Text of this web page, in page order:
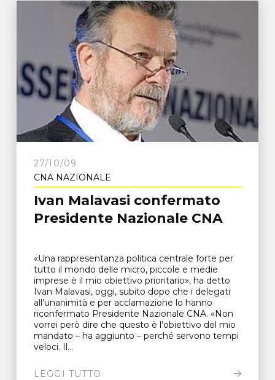
27/10/09
CNA NAZIONALE
Ivan Malavasi confermato
Presidente Nazionale CNA
«Una rappresentanza politica centrale forte per
tutto il mondo delle micro, piccole e medie
imprese è il mio obiettivo prioritario», ha detto
Ivan Malavasi, oggi, subito dopo che i delegati
all’unanimità e per acclamazione lo hanno
riconfermato Presidente Nazionale CNA. «Non
vorrei però dire che questo è l’obiettivo del mio
mandato – ha aggiunto – perché servono tempi
veloci. Il...
LEGGI TUTTO